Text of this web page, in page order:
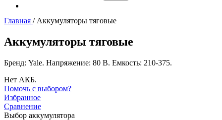
Главная / Аккумуляторы тяговые
Аккумуляторы тяговые
Бренд: Yale. Напряжение: 80 В. Емкость: 210-375.
Нет АКБ.
Помочь с выбором?
Избранное
Сравнение
Выбор аккумулятора